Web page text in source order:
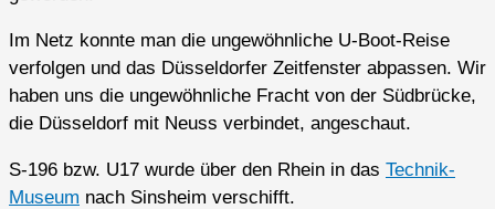
Im Netz konnte man die ungewöhnliche U-Boot-Reise
verfolgen und das Düsseldorfer Zeitfenster abpassen. Wir
haben uns die ungewöhnliche Fracht von der Südbrücke,
die Düsseldorf mit Neuss verbindet, angeschaut.
S-196 bzw. U17 wurde über den Rhein in das Technik-
Museum nach Sinsheim verschifft.